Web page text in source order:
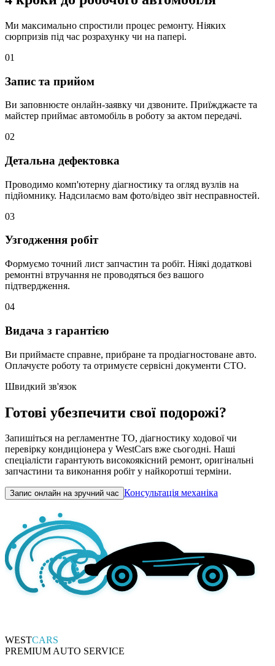
Ми максимально спростили процес ремонту. Ніяких
сюрпризів під час розрахунку чи на папері.
01
Запис та прийом
Ви заповнюєте онлайн-заявку чи дзвоните. Приїжджаєте та
майстер приймає автомобіль в роботу за актом передачі.
02
Детальна дефектовка
Проводимо комп'ютерну діагностику та огляд вузлів на
підйомнику. Надсилаємо вам фото/відео звіт несправностей.
03
Узгодження робіт
Формуємо точний лист запчастин та робіт. Ніякі додаткові
ремонтні втручання не проводяться без вашого
підтвердження.
04
Видача з гарантією
Ви приймаєте справне, прибране та продіагностоване авто.
Оплачуєте роботу та отримуєте сервісні документи СТО.
Швидкий зв'язок
Готові убезпечити свої подорожі?
Запишіться на регламентне ТО, діагностику ходової чи
перевірку кондиціонера у WestCars вже сьогодні. Наші
спеціалісти гарантують високоякісний ремонт, оригінальні
запчастини та виконання робіт у найкоротші терміни.
Запис онлайн на зручний час Консультація механіка
WESTCARS
PREMIUM AUTO SERVICE